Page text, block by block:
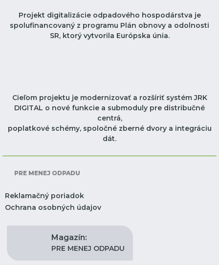
Projekt digitalizácie odpadového hospodárstva je
spolufinancovaný z programu Plán obnovy a odolnosti
SR, ktorý vytvorila Európska únia.
Cieľom projektu je modernizovať a rozšíriť systém JRK
DIGITAL o nové funkcie a submoduly pre distribučné
centrá,
poplatkové schémy, spoločné zberné dvory a integráciu
dát.
PRE MENEJ ODPADU
Reklamačný poriadok
Ochrana osobných údajov
Magazín:
PRE MENEJ ODPADU